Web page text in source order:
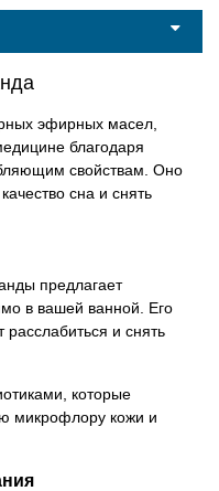
эфирных масел,
благодаря
свойствам. Оно
сна и снять
предлагает
в вашей ванной. Его
и снять
которые
микрофлору кожи и